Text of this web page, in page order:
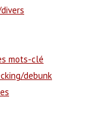
mots-clé
debunk